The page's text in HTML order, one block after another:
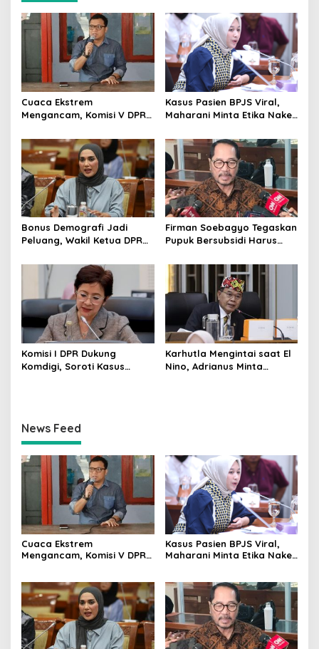
Cuaca Ekstrem
Mengancam, Komisi V DPR
Kesiapan Petani Indramayu
Kasus Pasien BPJS Viral,
Maharani Minta Etika Nakes
Dievaluasi
Bonus Demografi Jadi
Peluang, Wakil Ketua DPR
Tembus Pasar Kerja Global
Firman Soebagyo Tegaskan
Pupuk Bersubsidi Harus
Wajib Sesuai RDKK
Komisi I DPR Dukung
Komdigi, Soroti Kasus
Karhutla Mengintai saat El
Nino, Adrianus Minta
News Feed
Cuaca Ekstrem
Mengancam, Komisi V DPR
Kasus Pasien BPJS Viral,
Maharani Minta Etika Nakes